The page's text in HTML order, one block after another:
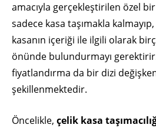
amacıyla gerçekleştirilen özel
sadece kasa taşımakla
kasanın içeriği ile ilgili olarak
önünde bulundurmayı
fiyatlandırma da bir dizi
şekillenmektedir.
Öncelikle, çelik kasa